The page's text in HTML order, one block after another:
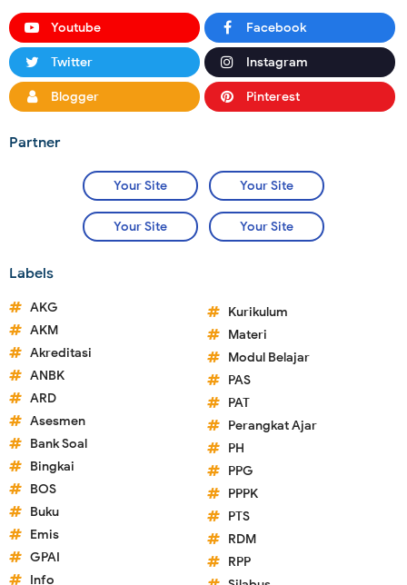
Youtube Facebook
Twitter Instagram
Blogger Pinterest
Partner
Your Site Your Site
Your Site Your Site
Labels
AKG
AKM
Akreditasi
ANBK
ARD
Asesmen
Bank Soal
Bingkai
BOS
Buku
Emis
GPAI
Info
Kurikulum
Materi
Modul Belajar
PAS
PAT
Perangkat Ajar
PH
PPG
PPPK
PTS
RDM
RPP